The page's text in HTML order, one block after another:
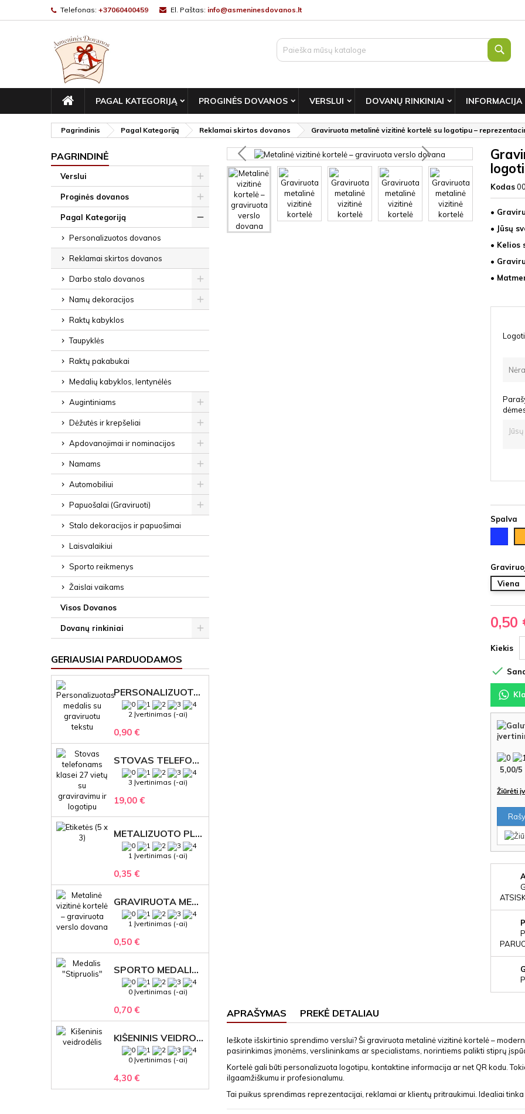
Telefonas: +37060400459 El. Paštas: info@asmeninesdovanos.lt
PAGRINDINIS
PAGAL KATEGORIJĄ PROGINĖS DOVANOS VERSLUI DOVANŲ RINKINIAI INFORMACIJA
Pagrindinis Pagal Kategoriją Reklamai skirtos dovanos Graviruota metalinė vizitinė kortelė su logotipu –
PAGRINDINĖ
Verslui
Proginės dovanos
Pagal Kategoriją
Personalizuotos dovanos
Reklamai skirtos dovanos
Darbo stalo dovanos
Namų dekoracijos
Raktų kabyklos
Taupyklės
Raktų pakabukai
Medalių kabyklos, lentynėlės
Augintiniams
Dėžutės ir krepšeliai
Apdovanojimai ir nominacijos
Namams
Automobiliui
Papuošalai (Graviruoti)
Stalo dekoracijos ir papuošimai
Laisvalaikiui
Sporto reikmenys
Žaislai vaikams
Visos Dovanos
Dovanų rinkiniai
GERIAUSIAI PARDUODAMOS
PERSONALIZUOTAS MEDALIS "1" SU GRAVIRUOTU TEKSTU
2 Įvertinimas (-ai)
0,90 €
STOVAS TELEFONAMS KLASEI (27 VIETOS) – GRAVIRUOJAMAS ORGANIZATORIUS
3 Įvertinimas (-ai)
19,00 €
METALIZUOTO PLASTIKO ETIKETĖS SU GRAVIRUOTU TEKSTU -LOGOTIPU
1 Įvertinimas (-ai)
0,35 €
GRAVIRUOTA METALINĖ VIZITINĖ KORTELĖ SU LOGOTIPU – REPREZENTACINĖ VERSLO DOVANA
1 Įvertinimas (-ai)
0,50 €
SPORTO MEDALIS "STIPRUOLIS" SU GRAVIRUOTU TEKSTU
0 Įvertinimas (-ai)
0,70 €
KIŠENINIS VEIDRODĖLIS
0 Įvertinimas (-ai)
4,30 €
Kodas
•
• Jūsų
• Kelios
•
•
Spalva
Viena
0,50
Kiekis

5,00/5
Žiūrėti
APRAŠYMAS PREKĖ DETALIAU
Ieškote išskirtinio sprendimo verslui? Ši graviruota metalinė vizitinė kortelė –
pasirinkimas įmonėms, verslininkams ar specialistams, norintiems palikti stiprų
Kortelė gali būti personalizuota logotipu, kontaktine informacija ar net QR kodu.
ilgaamžiškumu ir profesionalumu.
Tai puikus sprendimas reprezentacijai, reklamai ar klientų pritraukimui. Idealiai